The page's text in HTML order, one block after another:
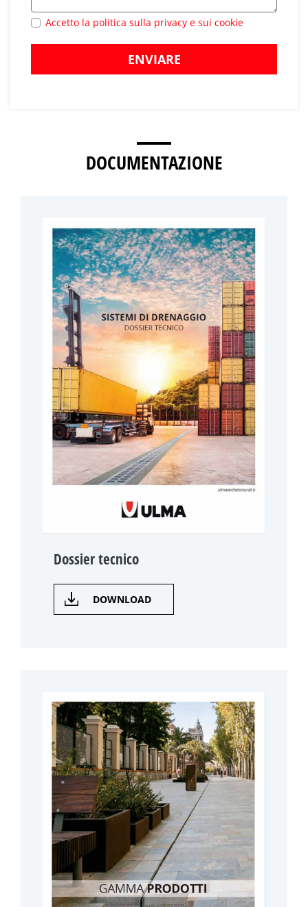
Accetto la politica sulla privacy e sui cookie
ENVIARE
DOCUMENTAZIONE
Dossier tecnico
DOWNLOAD